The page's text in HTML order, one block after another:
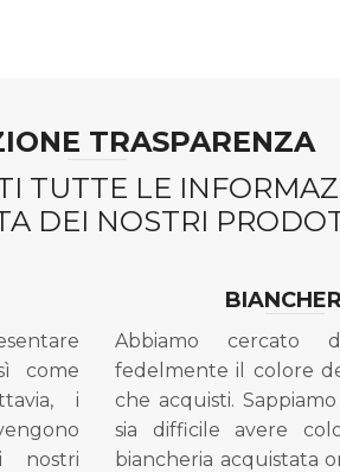
TRASPARENZA
TUTTE LE
DEI NOSTRI
come
i
nostri
Abbiamo cercato
fedelmente il colore
che acquisti.
sia difficile avere
biancheria acquistata